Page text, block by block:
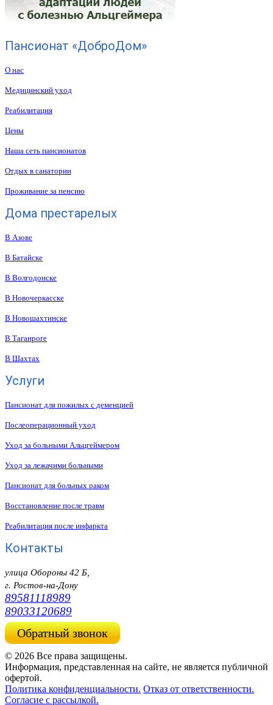
Пансионат «ДоброДом»
О нас
Медицинский уход
Реабилитация
Цены
Наша сеть пансионатов
Отдых в санатории
Проживание за пенсию
Дома престарелых
В Азове
В Батайске
В Волгодонске
В Новочеркасске
В Новошахтинске
В Таганроге
В Шахтах
Услуги
Пансионат для пожилых с деменцией
Послеоперационный уход
Уход за больными Альцгеймером
Уход за лежачими больными
Пансионат для больных раком
Восстановление после травм
Реабилитация после инфаркта
Контакты
улица Обороны 42 Б,
г. Ростов-на-Дону
89581118989
89033120689
Обратный звонок
© 2026 Все права защищены.
Информация, представленная на сайте, не является публичной
офертой.
Политика конфиденциальности. Отказ от ответственности.
Согласие с рассылкой.